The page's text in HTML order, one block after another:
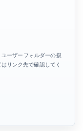
ーザーフォルダーの扱
リンク先で確認してく